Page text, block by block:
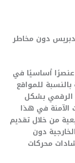
دون مخاطر
عنصرًا أساسيًا في
للمواقع
الرقمي بشكل
الآمنة في هذا
من خلال تقديم
دون
محركات